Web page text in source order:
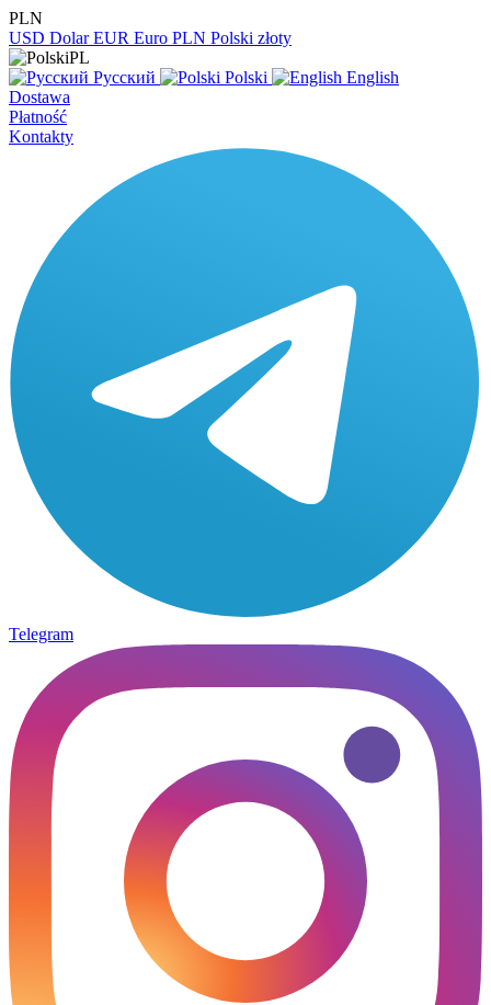
PLN
USD Dolar EUR Euro PLN Polski złoty
PL
Русский
Polski
English
Dostawa
Płatność
Kontakty
Telegram